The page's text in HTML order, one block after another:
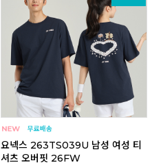
요넥스 263TS039U 남성 여성 티
셔츠 오버핏 26FW